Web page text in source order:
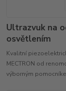
Ultrazvuk na
osvětlením
Kvalitní
MECTRON od
výborným